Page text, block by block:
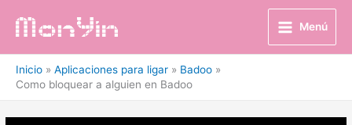
Menú
Inicio Aplicaciones para ligar
Badoo
Como bloquear a alguien en Badoo